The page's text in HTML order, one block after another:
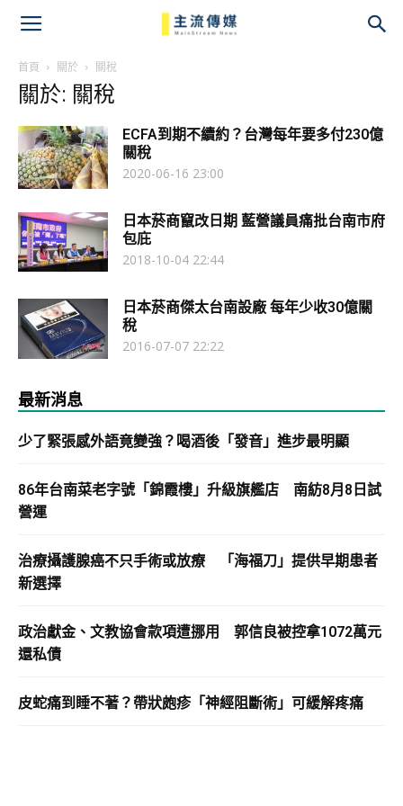
首頁 關於 關稅
關於: 關稅
ECFA到期不續約？台灣每年要多付230億
關稅
2020-06-16 23:00
日本菸商竄改日期 藍營議員痛批台南市府
包庇
2018-10-04 22:44
日本菸商傑太台南設廠 每年少收30億關
稅
2016-07-07 22:22
最新消息
少了緊張感外語竟變強？喝酒後「發音」進步最明顯
86年台南菜老字號「錦霞樓」升級旗艦店 南紡8月8日試
營運
治療攝護腺癌不只手術或放療 「海福刀」提供早期患者
新選擇
政治獻金、文教協會款項遭挪用 郭信良被控拿1072萬元
還私債
皮蛇痛到睡不著？帶狀皰疹「神經阻斷術」可緩解疼痛